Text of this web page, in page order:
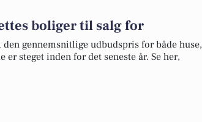
boliger til salg for
gennemsnitlige udbudspris for både huse,
steget inden for det seneste år. Se her,